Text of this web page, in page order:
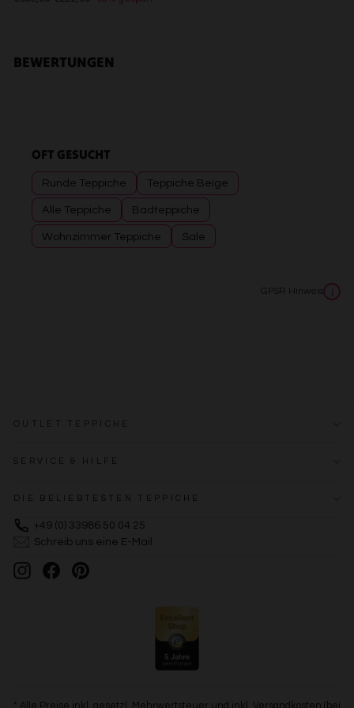
BEWERTUNGEN
OFT GESUCHT
Runde Teppiche Teppiche Beige
Alle Teppiche Badteppiche
Wohnzimmer Teppiche Sale
GPSR Hinweis i
OUTLET TEPPICHE
SERVICE & HILFE
DIE BELIEBTESTEN TEPPICHE
+49 (0) 33986 50 04 25
Schreib uns eine E-Mail
InstagramFacebookPinterest
Verwendung reduzierter Daten zur Auswahl von Inhalten